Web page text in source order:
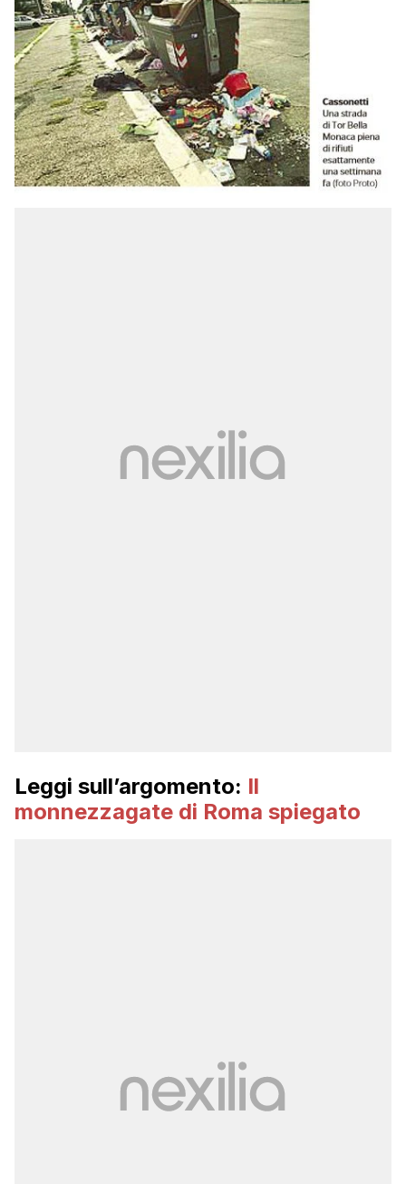
Leggi sull’argomento: Il
monnezzagate di Roma spiegato